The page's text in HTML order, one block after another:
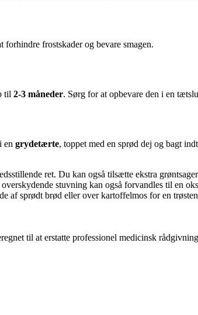
frostskader og bevare smagen.
til 2-3 måneder. Sørg for at opbevare den i en
en grydetærte, toppet med en sprød dej og bagt
ret. Du kan også tilsætte ekstra
stuvning kan også forvandles til en
af sprødt brød eller over kartoffelmos for en
til at erstatte professionel medicinsk